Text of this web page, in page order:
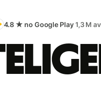
4.8 ★ no Google Play1,3 M